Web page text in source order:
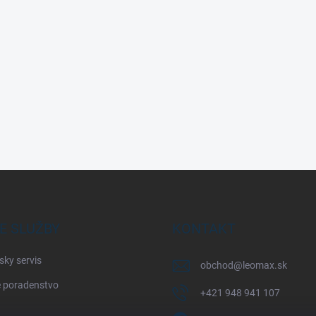
SLUŽBY
servis
poradenstvo
KONTAKT
obchod@ leomax.sk
+421 948 941 107